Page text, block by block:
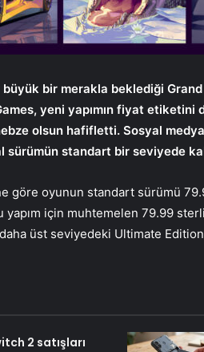
büyük bir merakla beklediği
yeni yapımın fiyat
olsun hafifletti. Sosyal
sürümün standart bir seviyede
göre oyunun standart sürümü
yapım için muhtemelen 79.99
üst seviyedeki Ultimate
2 satışları